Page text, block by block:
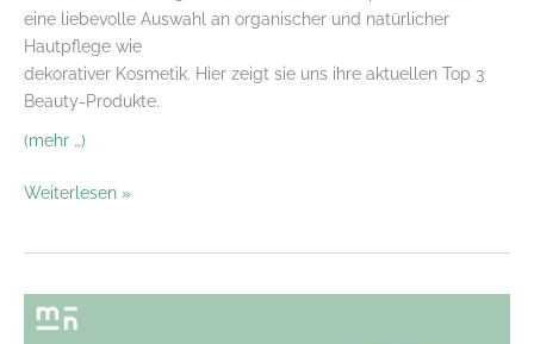
eine liebevolle Auswahl an organischer und natürlicher
Hautpflege wie
dekorativer Kosmetik. Hier zeigt sie uns ihre aktuellen Top 3
Beauty-Produkte.
(mehr …)
SHOW
Weiterlesen »